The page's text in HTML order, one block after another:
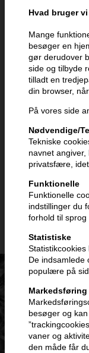
Hvad bruger
Mange
besøger en
gør derudover
side og tilbyde
tilladt en
din browser,
På vores side
Nødvendige/
Tekniske
navnet
privatsfære,
Funktionelle
Funktionelle
indstillinger du
forhold til
Statistiske
De indsamlede
populære på
Markedsføring
besøger og
vaner og
den måde får